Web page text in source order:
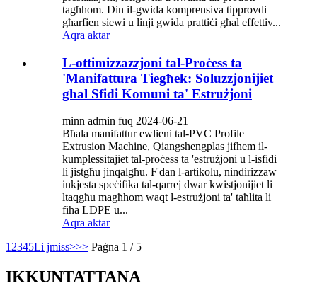
tagħhom. Din il-gwida komprensiva tipprovdi
għarfien siewi u linji gwida prattiċi għal effettiv...
Aqra aktar
L-ottimizzazzjoni tal-Proċess ta
'Manifattura Tiegħek: Soluzzjonijiet
għal Sfidi Komuni ta' Estrużjoni
minn admin fuq 2024-06-21
Bħala manifattur ewlieni tal-PVC Profile
Extrusion Machine, Qiangshengplas jifhem il-
kumplessitajiet tal-proċess ta 'estrużjoni u l-isfidi
li jistgħu jinqalgħu. F'dan l-artikolu, nindirizzaw
inkjesta speċifika tal-qarrej dwar kwistjonijiet li
ltaqgħu magħhom waqt l-estrużjoni ta' taħlita li
fiha LDPE u...
Aqra aktar
1 2345Li jmiss>>> Paġna 1 / 5
IKKUNTATTANA